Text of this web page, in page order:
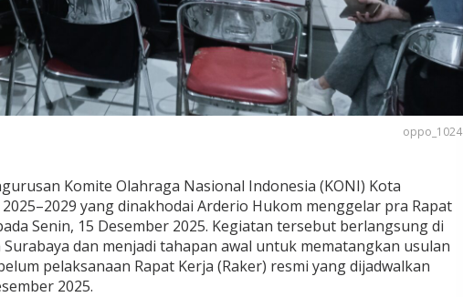
oppo_1024
Komite Olahraga Nasional Indonesia (KONI) Kota
yang dinakhodai Arderio Hukom menggelar pra Rapat
Senin, 15 Desember 2025. Kegiatan tersebut berlangsung di
dan menjadi tahapan awal untuk mematangkan usulan
pelaksanaan Rapat Kerja (Raker) resmi yang dijadwalkan
2025.